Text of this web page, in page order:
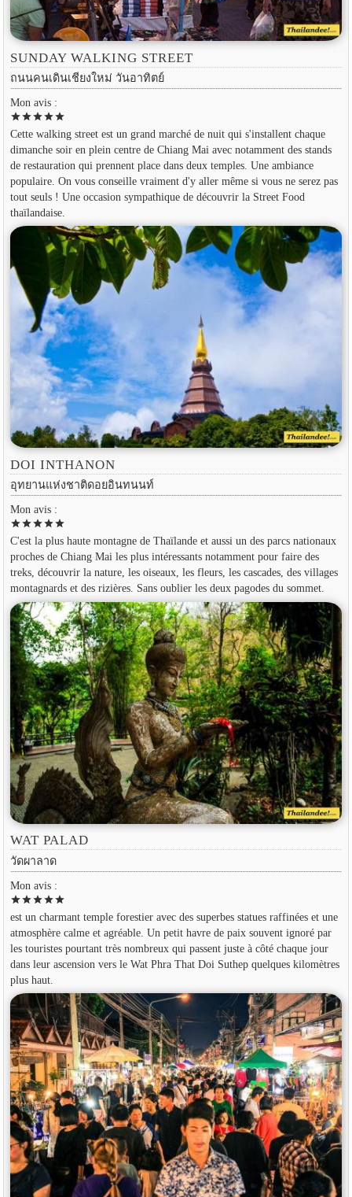
SUNDAY WALKING STREET
ถนนคนเดินเชียงใหม่ วันอาทิตย์
Mon avis :
starstarstarstarstar
Cette walking street est un grand marché de nuit qui s'installent chaque
dimanche soir en plein centre de Chiang Mai avec notamment des stands
de restauration qui prennent place dans deux temples. Une ambiance
populaire. On vous conseille vraiment d'y aller même si vous ne serez pas
tout seuls ! Une occasion sympathique de découvrir la Street Food
thaïlandaise.
DOI INTHANON
อุทยานแห่งชาติดอยอินทนนท์
Mon avis :
starstarstarstarstar
C'est la plus haute montagne de Thaïlande et aussi un des parcs nationaux
proches de Chiang Mai les plus intéressants notamment pour faire des
treks, découvrir la nature, les oiseaux, les fleurs, les cascades, des villages
montagnards et des rizières. Sans oublier les deux pagodes du sommet.
WAT PALAD
วัดผาลาด
Mon avis :
starstarstarstarstar
est un charmant temple forestier avec des superbes statues raffinées et une
atmosphère calme et agréable. Un petit havre de paix souvent ignoré par
les touristes pourtant très nombreux qui passent juste à côté chaque jour
dans leur ascension vers le Wat Phra That Doi Suthep quelques kilomètres
plus haut.